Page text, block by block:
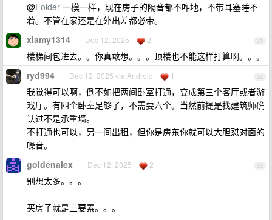
@Folder 一模一样，现在房子的隔音都不咋地，不带耳塞睡不
着。不管在家还是在外出差都必带。
31
xiamy1314 Dec 12, 2025 2
楼梯间包进去。。你真敢想。。。顶楼也不能这样打算啊。。。
32
ryd994 Dec 12, 2025 via Android 1
我觉得可以啊，倒不如把两间卧室打通，变成第三个客厅或者游
戏厅。有四个卧室足够了，不需要六个。当然前提是找建筑师确
认过不是承重墙。
不打通也可以，另一间出租，但你是房东你就可以大胆怼对面的
噪音。
33
goldenalex Dec 12, 2025 2
别想太多。。。
买房子就是三要素。。。